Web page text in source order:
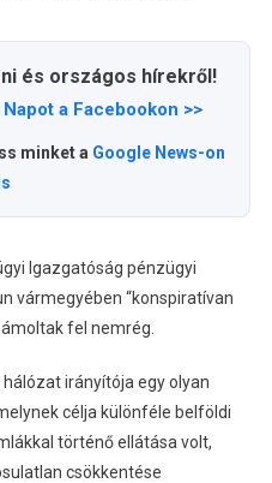
és országos hírekről!
a Facebookon >>
minket a Google News-on
Igazgatóság pénzügyi
vármegyében “konspiratívan
fel nemrég.
irányítója egy olyan
célja különféle belföldi
történő ellátása volt,
csökkentése